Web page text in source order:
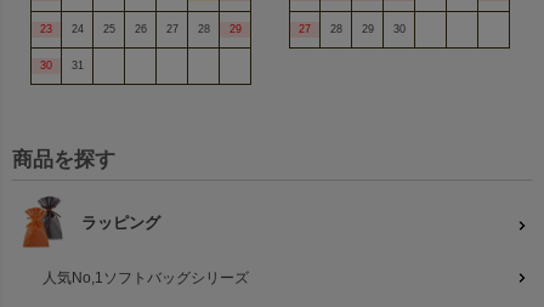
23 24 25 26 27 28 29
30 31
27 28 29 30
商品を探す
ラッピング
人気No,1ソフトバッグシリーズ